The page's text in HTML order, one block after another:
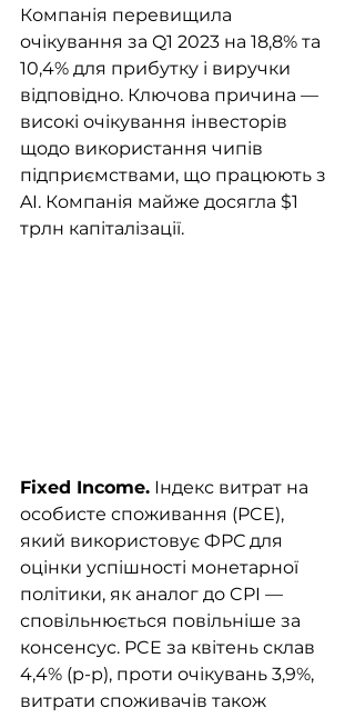
Компанія перевищила
очікування за Q1 2023 на 18,8% та
10,4% для прибутку і виручки
відповідно. Ключова причина —
високі очікування інвесторів
щодо використання чипів
підприємствами, що працюють з
AI. Компанія майже досягла $1
трлн капіталізації.
Fixed Income. Індекс витрат на
особисте споживання (PCE),
який використовує ФРС для
оцінки успішності монетарної
політики, як аналог до CPI —
сповільнюється повільніше за
консенсус. PCE за квітень склав
4,4% (р-р), проти очікувань 3,9%,
витрати споживачів також